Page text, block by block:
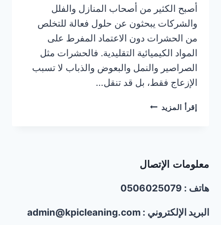
أصبح الكثير من أصحاب المنازل والفلل
والشركات يبحثون عن حلول فعالة للتخلص
من الحشرات دون الاعتماد المفرط على
المواد الكيميائية التقليدية. فالحشرات مثل
الصراصير والنمل والبعوض والذباب لا تسبب
الإزعاج فقط، بل قد تنقل…
إقرأ المزيد ما
الحشرات
للبيئة
في
معلومات الإتصال
هاتف : 0506025079
البريد الإلكتروني : admin@kpicleaning.com